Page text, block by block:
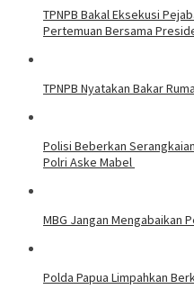
TPNPB Bakal Eksekusi
Pertemuan Bersama
TPNPB Nyatakan Bakar
Polisi Beberkan
Polri Aske Mabel
MBG Jangan Mengabaikan
Polda Papua Limpahkan